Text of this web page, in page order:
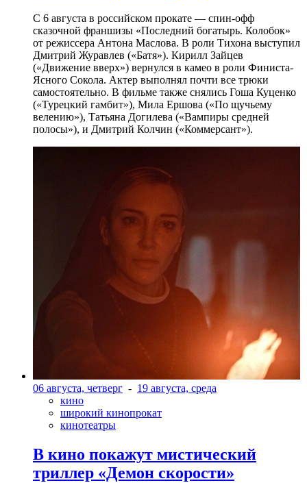
С 6 августа в российском прокате — спин-офф
сказочной франшизы «Последний богатырь. Колобок»
от режиссера Антона Маслова. В роли Тихона выступил
Дмитрий Журавлев («Батя»). Кирилл Зайцев
(«Движение вверх») вернулся в камео в роли Финиста-
Ясного Сокола. Актер выполнял почти все трюки
самостоятельно. В фильме также снялись Гоша Куценко
(«Турецкий гамбит»), Мила Ершова («По щучьему
велению»), Татьяна Догилева («Вампиры средней
полосы»), и Дмитрий Колчин («Коммерсант»).
06 августа, четверг - 19 августа, среда
кино
широкий кинопрокат
кинотеатры
В кино покажут мистический
триллер «Демон скорости»